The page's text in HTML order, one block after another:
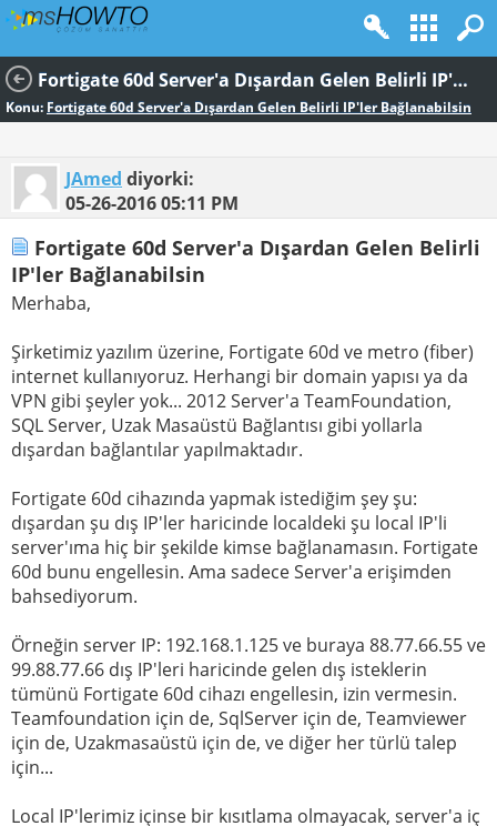
Fortigate 60d Server'a Dışardan Gelen Belirli IP'ler Bağlanabilsin
Konu: Fortigate 60d Server'a Dışardan Gelen Belirli IP'ler Bağlanabilsin
JAmed diyorki:
05-26-201605:11 PM
Fortigate 60d Server'a Dışardan Gelen Belirli
IP'ler Bağlanabilsin
Merhaba,
Şirketimiz yazılım üzerine, Fortigate 60d ve metro (fiber)
internet kullanıyoruz. Herhangi bir domain yapısı ya da
VPN gibi şeyler yok... 2012 Server'a TeamFoundation,
SQL Server, Uzak Masaüstü Bağlantısı gibi yollarla
dışardan bağlantılar yapılmaktadır.
Fortigate 60d cihazında yapmak istediğim şey şu:
dışardan şu dış IP'ler haricinde localdeki şu local IP'li
server'ıma hiç bir şekilde kimse bağlanamasın. Fortigate
60d bunu engellesin. Ama sadece Server'a erişimden
bahsediyorum.
Örneğin server IP: 192.168.1.125 ve buraya 88.77.66.55 ve
99.88.77.66 dış IP'leri haricinde gelen dış isteklerin
tümünü Fortigate 60d cihazı engellesin, izin vermesin.
Teamfoundation için de, SqlServer için de, Teamviewer
için de, Uzakmasaüstü için de, ve diğer her türlü talep
için...
Local IP'lerimiz içinse bir kısıtlama olmayacak, server'a iç